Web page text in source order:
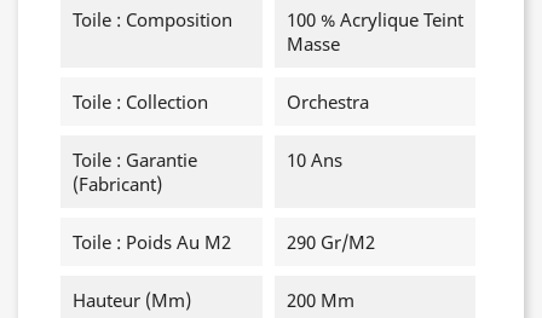
Toile : Composition
100 % Acrylique Teint
Masse
Toile : Collection Orchestra
Toile : Garantie
(fabricant)
10 Ans
Toile : Poids Au M2 290 Gr/m2
Hauteur (mm) 200 Mm